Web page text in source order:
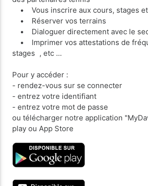
• Vous inscrire aux cours, stages
• Réserver vos terrains
• Dialoguer directement avec le
• Imprimer vos attestations de
stages , etc ...
Pour y accéder :
- rendez-vous sur se connecter
- entrez votre identifiant
- entrez votre mot de passe
ou télécharger notre application
play ou App Store